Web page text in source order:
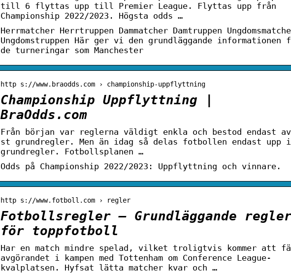
till 6 flyttas upp till Premier League. Flyttas upp från
Championship 2022/2023. Högsta odds …
Herrmatcher Herrtruppen Dammatcher Damtruppen
Ungdomstruppen Här ger vi den grundläggande informationen
de turneringar som Manchester
http s://www.braodds.com › championship-uppflyttning
Championship Uppflyttning |
BraOdds.com
Från början var reglerna väldigt enkla och bestod endast
st grundregler. Men än idag så delas fotbollen endast upp
grundregler. Fotbollsplanen …
Odds på Championship 2022/2023: Uppflyttning och vinnare.
http s://www.fotboll.com › regler
Fotbollsregler – Grundläggande
för toppfotboll
Har en match mindre spelad, vilket troligtvis kommer att
avgörandet i kampen med Tottenham om Conference League-
kvalplatsen. Hyfsat lätta matcher kvar och …